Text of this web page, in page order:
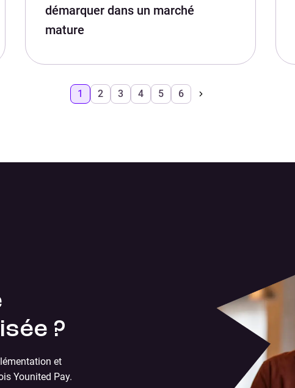
démarquer dans un marché
mature
1 2 3 4 5 6
?
et
Younited Pay.